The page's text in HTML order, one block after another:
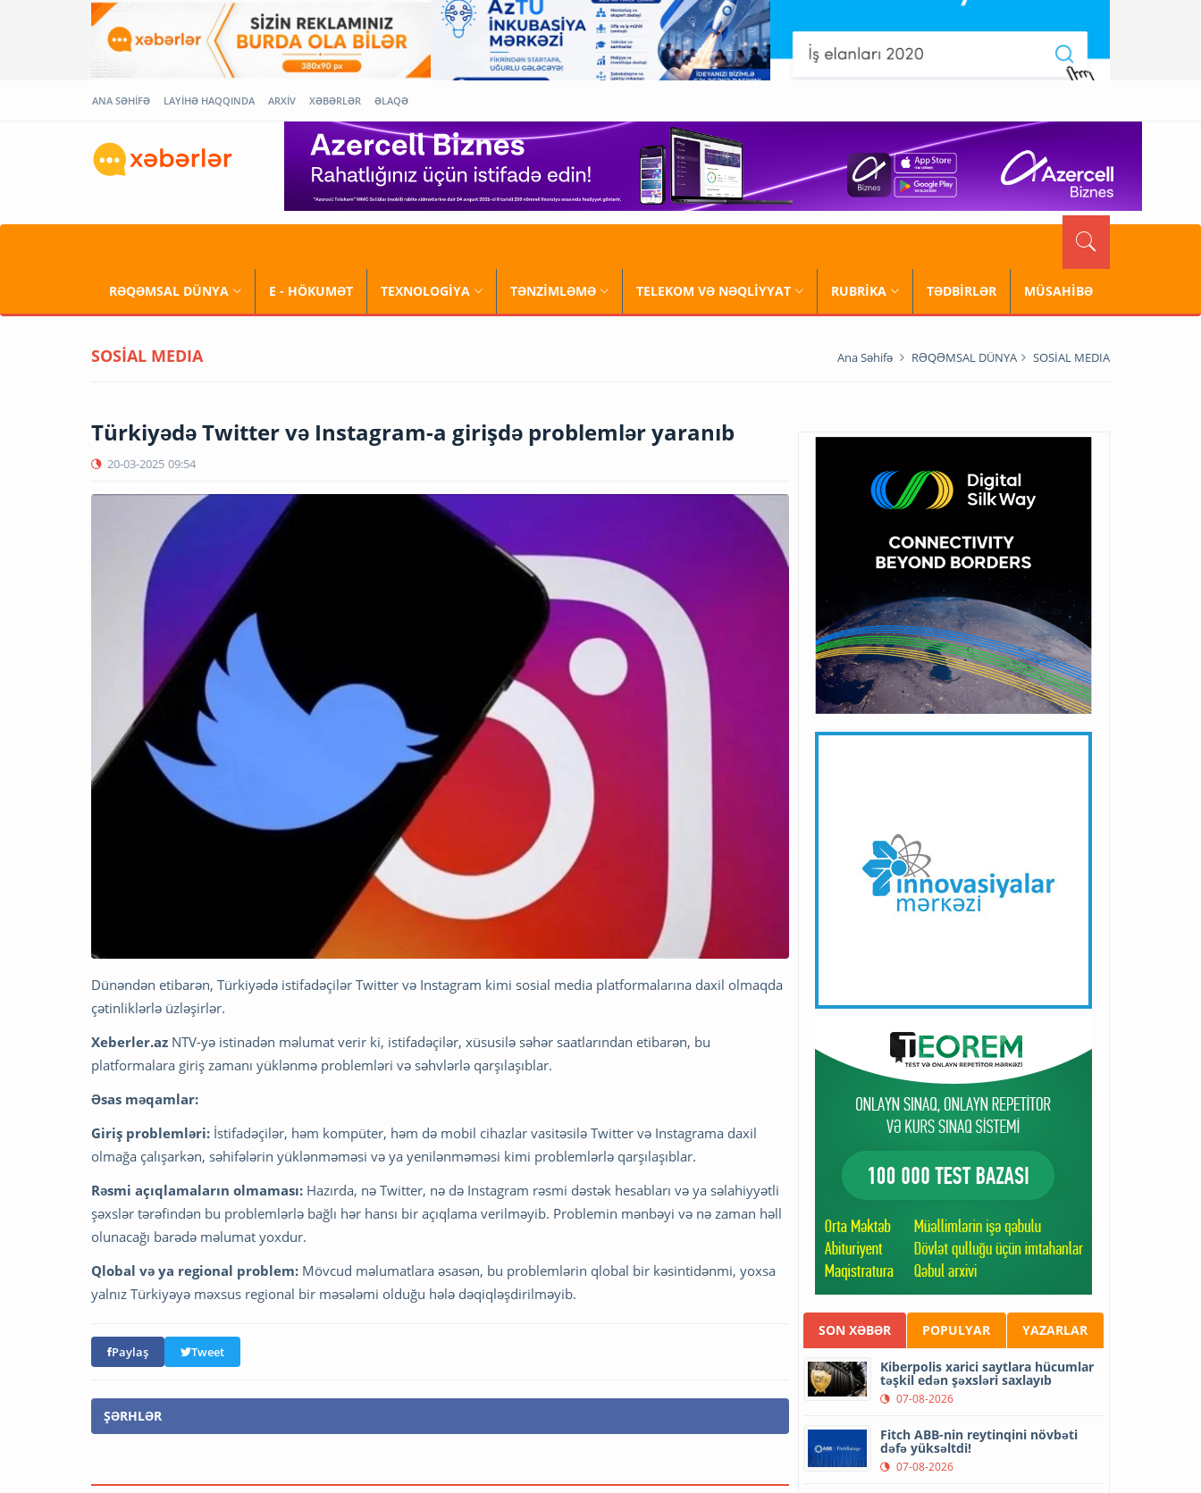
ANA SƏHİFƏ LAYİHƏ HAQQINDA ARXİV XƏBƏRLƏR ƏLAQƏ
RƏQƏMSAL DÜNYA E - HÖKUMƏT TEXNOLOGİYA TƏNZİMLƏMƏ TELEKOM VƏ NƏQLİYYAT RUBRİKA TƏDBİRLƏR MÜSAHİBƏ
SOSİAL MEDIA Ana Səhifə RƏQƏMSAL DÜNYA SOSİAL MEDIA
​Türkiyədə Twitter və Instagram-a girişdə problemlər yaranıb
20-03-2025 09:54
Dünəndən etibarən, Türkiyədə istifadəçilər Twitter və Instagram kimi sosial media platformalarına daxil olmaqda
çətinliklərlə üzləşirlər.
Xeberler.az NTV-yə istinadən məlumat verir ki, istifadəçilər, xüsusilə səhər saatlarından etibarən, bu
platformalara giriş zamanı yüklənmə problemləri və səhvlərlə qarşılaşıblar.
Əsas məqamlar:
Giriş problemləri: İstifadəçilər, həm kompüter, həm də mobil cihazlar vasitəsilə Twitter və Instagrama daxil
olmağa çalışarkən, səhifələrin yüklənməməsi və ya yenilənməməsi kimi problemlərlə qarşılaşıblar.
Rəsmi açıqlamaların olmaması: Hazırda, nə Twitter, nə də Instagram rəsmi dəstək hesabları və ya səlahiyyətli
şəxslər tərəfindən bu problemlərlə bağlı hər hansı bir açıqlama verilməyib. Problemin mənbəyi və nə zaman həll
olunacağı barədə məlumat yoxdur.
Qlobal və ya regional problem: Mövcud məlumatlara əsasən, bu problemlərin qlobal bir kəsintidənmi, yoxsa
yalnız Türkiyəyə məxsus regional bir məsələmi olduğu hələ dəqiqləşdirilməyib.
Paylaş Tweet
ŞƏRHLƏR
SON XƏBƏR POPULYAR YAZARLAR
Kiberpolis xarici saytlara hücumlar
təşkil edən şəxsləri saxlayıb
07-08-2026
Fitch ABB-nin reytinqini növbəti
dəfə yüksəltdi!
07-08-2026